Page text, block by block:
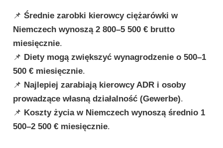
📌Średnie zarobki kierowcy ciężarówki w
Niemczech wynoszą 2 800–5 500 € brutto
miesięcznie.
📌 Diety mogą zwiększyć wynagrodzenie o 500–1
500 € miesięcznie.
📌 Najlepiej zarabiają kierowcy ADR i osoby
prowadzące własną działalność (Gewerbe).
📌 Koszty życia w Niemczech wynoszą średnio 1
500–2 500 € miesięcznie.